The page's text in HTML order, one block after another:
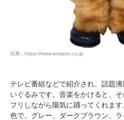
出典 : https://www.amazon.co.jp
テレビ番組などで紹介され、話題
いぐるみです。音楽をかけると、
フリしながら陽気に踊ってくれま
色で、グレー、ダークブラウン、